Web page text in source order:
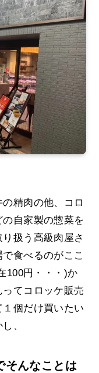
精肉の他、コロ
自家製の惣菜を
扱う高級肉屋さ
食べるのがここ
100円・・・)か
てコロッケ販売
個だけ買いたい
、
そんなことは